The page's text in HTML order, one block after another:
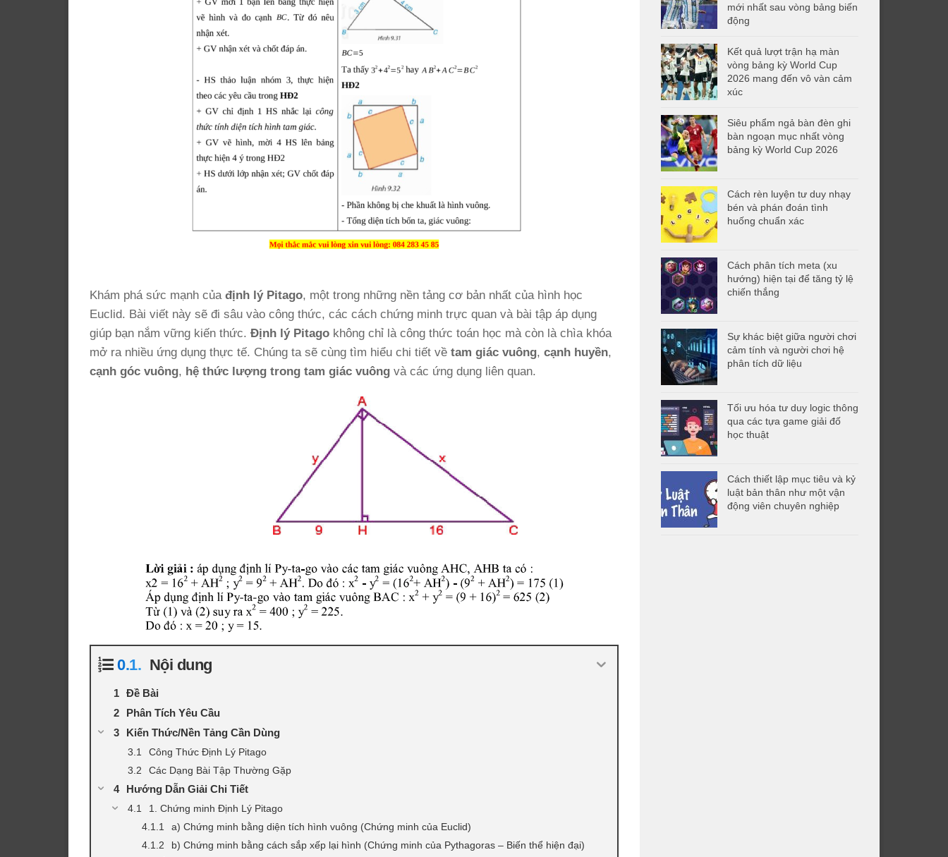
Khám phá sức mạnh của định lý Pitago, một trong những nền tảng cơ bản nhất của hình học
Euclid. Bài viết này sẽ đi sâu vào công thức, các cách chứng minh trực quan và bài tập áp dụng
giúp bạn nắm vững kiến thức. Định lý Pitago không chỉ là công thức toán học mà còn là chìa khóa
mở ra nhiều ứng dụng thực tế. Chúng ta sẽ cùng tìm hiểu chi tiết về tam giác vuông, cạnh huyền,
cạnh góc vuông, hệ thức lượng trong tam giác vuông và các ứng dụng liên quan.
Nội dung
Đề Bài
Phân Tích Yêu Cầu
Kiến Thức/Nền Tảng Cần Dùng
Công Thức Định Lý Pitago
Các Dạng Bài Tập Thường Gặp
Hướng Dẫn Giải Chi Tiết
1. Chứng minh Định Lý Pitago
a) Chứng minh bằng diện tích hình vuông (Chứng minh của Euclid)
b) Chứng minh bằng cách sắp xếp lại hình (Chứng minh của Pythagoras – Biến thể hiện đại)
mới nhất sau vòng bảng biến
động
Kết quả lượt trận hạ màn
vòng bảng kỳ World Cup
2026 mang đến vô vàn cảm
xúc
Siêu phẩm ngả bàn đèn ghi
bàn ngoạn mục nhất vòng
bảng kỳ World Cup 2026
Cách rèn luyện tư duy nhạy
bén và phán đoán tình
huống chuẩn xác
Cách phân tích meta (xu
hướng) hiện tại để tăng tỷ lệ
chiến thắng
Sự khác biệt giữa người chơi
cảm tính và người chơi hệ
phân tích dữ liệu
Tối ưu hóa tư duy logic thông
qua các tựa game giải đố
học thuật
Cách thiết lập mục tiêu và kỷ
luật bản thân như một vận
động viên chuyên nghiệp